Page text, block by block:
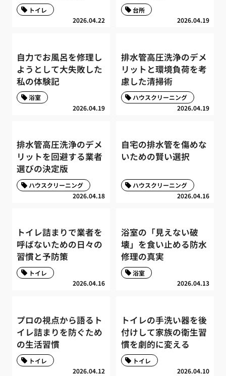
2026.04.22
トイレ
2026.04.19
台所
自力でお風呂を修理し
ようとして大失敗した
私の体験記
2026.04.19
浴室
排水管高圧洗浄のデメ
リットと環境負荷を考
慮した清掃術
2026.04.19
ハウスクリーニング
排水管高圧洗浄のデメ
リットを回避する業者
選びの決定版
2026.04.18
ハウスクリーニング
自宅の排水管を傷めな
いための賢い選択
2026.04.16
ハウスクリーニング
トイレ詰まりで業者を
呼ばないための日々の
習慣と予防策
2026.04.16
トイレ
浴室の「見えない破
壊」を食い止める防水
修理の真実
2026.04.13
浴室
プロの視点から語るト
イレ詰まりを防ぐため
の生活習慣
2026.04.12
トイレ
トイレの手洗い器を後
付けして家族の衛生習
慣を劇的に変える
2026.04.10
トイレ